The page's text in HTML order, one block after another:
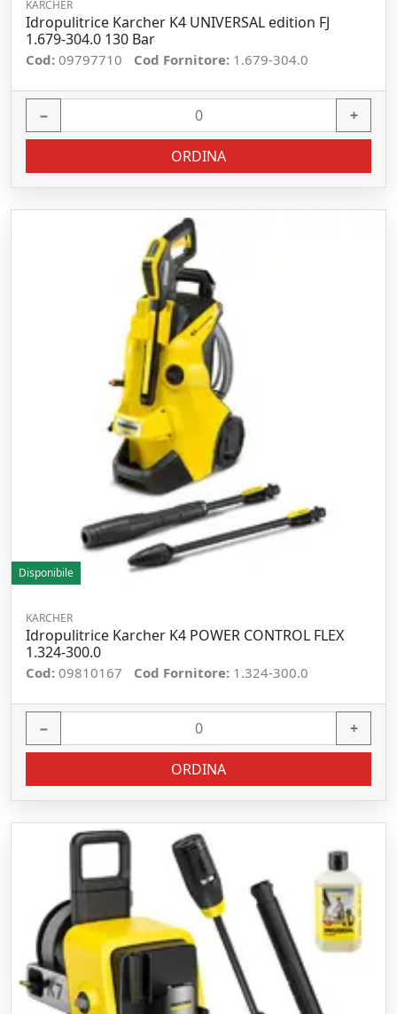
KARCHER
Idropulitrice Karcher K4 UNIVERSAL edition FJ
1.679-304.0 130 Bar
Cod: 09797710 Cod Fornitore: 1.679-304.0
− +
ORDINA
Disponibile
KARCHER
Idropulitrice Karcher K4 POWER CONTROL FLEX
1.324-300.0
Cod: 09810167 Cod Fornitore: 1.324-300.0
− +
ORDINA